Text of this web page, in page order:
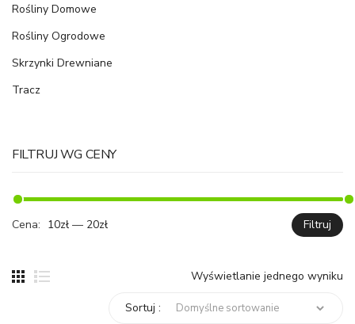
Rośliny Domowe
Rośliny Ogrodowe
Skrzynki Drewniane
Tracz
FILTRUJ WG CENY
Filtruj
Cena: 10zł — 20zł
Wyświetlanie jednego wyniku
Sortuj :